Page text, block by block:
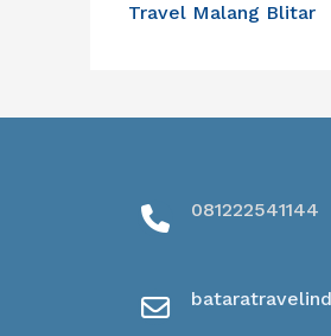
Travel Malang Blitar
081222541144